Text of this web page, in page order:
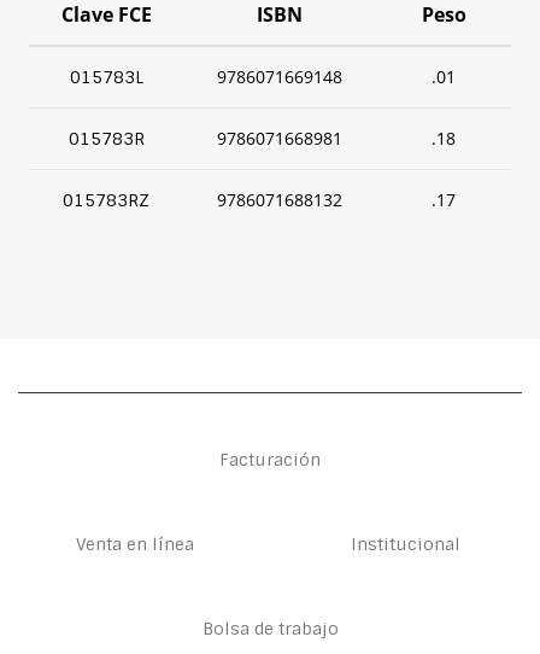
Clave FCE ISBN Peso
015783L 9786071669148 .01
015783R 9786071668981 .18
015783RZ 9786071688132 .17
Facturación
Venta en línea Institucional
Bolsa de trabajo